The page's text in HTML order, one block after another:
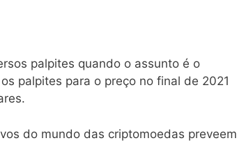
palpites quando o assunto é o
palpites para o preço no final de 2021
do mundo das criptomoedas preveem